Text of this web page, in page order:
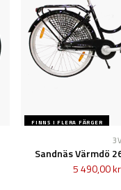
FINNS I FLERA FÄRGER
3
Sandnäs Värmdö
5 490,00 kr